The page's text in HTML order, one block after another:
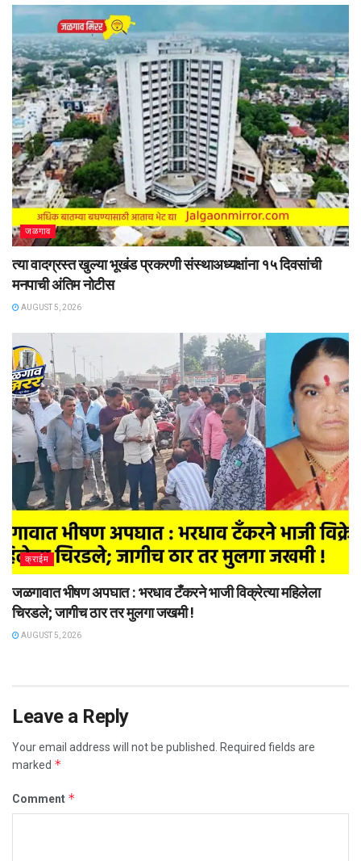
जळगाव
त्या वादग्रस्त खुल्या भूखंड प्रकरणी संस्थाअध्यक्षांना १५ दिवसांची
मनपाची अंतिम नोटीस
AUGUST 5, 2026
क्राईम
जळगावात भीषण अपघात : भरधाव टँकरने भाजी विक्रेत्या महिलेला
चिरडले; जागीच ठार तर मुलगा जखमी !
AUGUST 5, 2026
Leave a Reply
Your email address will not be published.
Required fields are
marked *
Comment *